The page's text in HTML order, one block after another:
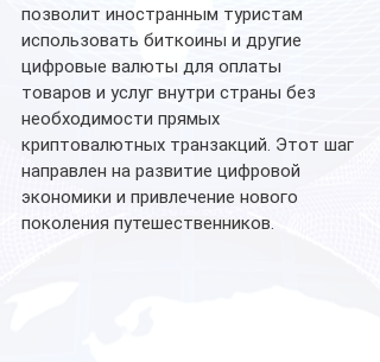
позволит иностранным туристам
использовать биткоины и другие
цифровые валюты для оплаты
товаров и услуг внутри страны без
необходимости прямых
криптовалютных транзакций. Этот шаг
направлен на развитие цифровой
экономики и привлечение нового
поколения путешественников.